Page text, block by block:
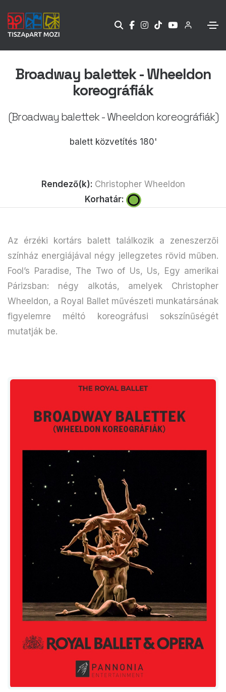
Broadway balettek - Wheeldon
koreográfiák
(Broadway balettek - Wheeldon koreográfiák)
balett közvetítés 180'
Rendező(k): Christopher Wheeldon
Korhatár:
Az érzéki kortárs balett találkozik a zeneszerzői
színház energiájával négy jellegzetes rövid műben.
Fool’s Paradise, The Two of Us, Us, Egy amerikai
Párizsban: négy alkotás, amelyek Christopher
Wheeldon, a Royal Ballet művészeti munkatársának
figyelemre méltó koreográfusi sokszínűségét
mutatják be.